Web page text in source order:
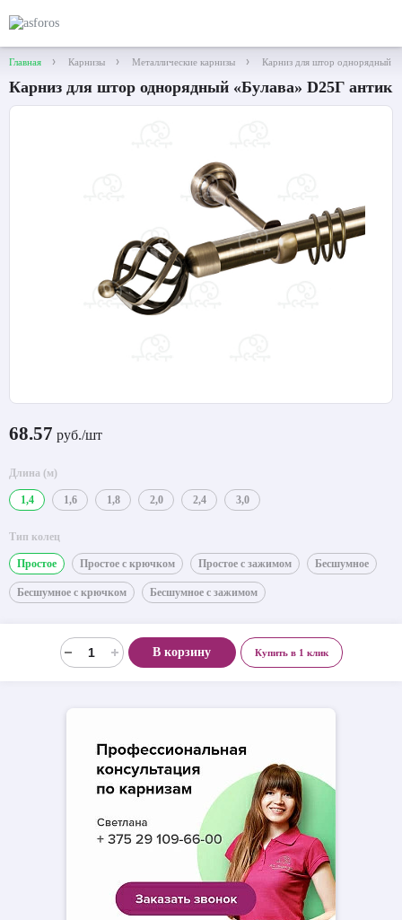
Главная Карнизы Металлические карнизы Карниз для штор однорядный
Карниз для штор однорядный «Булава» D25Г антик
68.57 руб./шт
Длина (м)
1,4 1,6 1,8 2,0 2,4 3,0
Тип колец
Простое Простое с крючком Простое с зажимом Бесшумное
Бесшумное с крючком Бесшумное с зажимом
В корзину Купить в 1 клик